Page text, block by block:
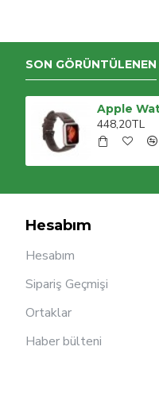
SON GÖRÜNTÜLENEN
448,20TL
Hesabım
Hesabım
Sipariş Geçmişi
Ortaklar
Haber bülteni